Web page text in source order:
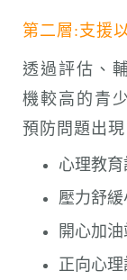
第二層:支援
透過評估、
機較高的青
預防問題出現
心理教育
壓力舒緩
開心加
正向心理